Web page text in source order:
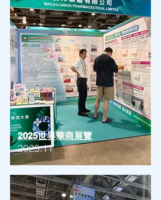
2025世界華商展覽
2025.11